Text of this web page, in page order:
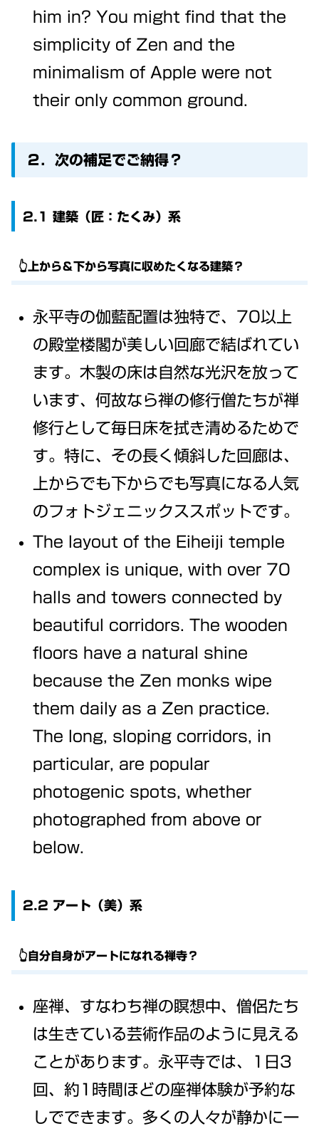
him in? You might find that the
simplicity of Zen and the
minimalism of Apple were not
their only common ground.
２．次の補足でご納得？
2.1 建築（匠：たくみ）系
👆上から＆下から写真に収めたくなる建築？
永平寺の伽藍配置は独特で、70以上
の殿堂楼閣が美しい回廊で結ばれてい
ます。木製の床は自然な光沢を放って
います、何故なら禅の修行僧たちが禅
修行として毎日床を拭き清めるためで
す。特に、その長く傾斜した回廊は、
上からでも下からでも写真になる人気
のフォトジェニックススポットです。
The layout of the Eiheiji temple
complex is unique, with over 70
halls and towers connected by
beautiful corridors. The wooden
floors have a natural shine
because the Zen monks wipe
them daily as a Zen practice.
The long, sloping corridors, in
particular, are popular
photogenic spots, whether
photographed from above or
below.
2.2 アート（美）系
👆自分自身がアートになれる禅寺？
座禅、すなわち禅の瞑想中、僧侶たち
は生きている芸術作品のように見える
ことがあります。永平寺では、1日3
回、約1時間ほどの座禅体験が予約な
しでできます。多くの人々が静かに一